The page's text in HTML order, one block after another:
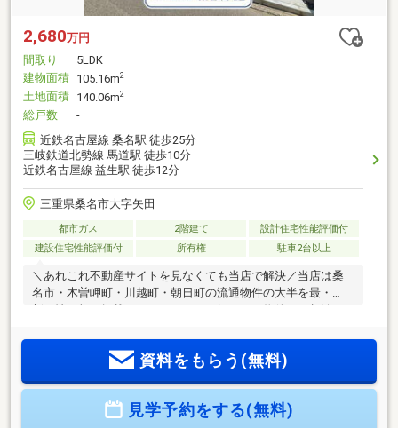
2,680万円
間取り
5LDK
建物面積 105.16m2
土地面積 140.06m2
総戸数
-
近鉄名古屋線 桑名駅 徒歩25分
三岐鉄道北勢線 馬道駅 徒歩10分
近鉄名古屋線 益生駅 徒歩12分
三重県桑名市大字矢田
都市ガス 2階建て
設計住宅性能評価付
建設住宅性能評価付
所有権 駐車2台以上
＼あれこれ不動産サイトを見なくても当店で解決／当店は桑
名市・木曽岬町・川越町・朝日町の流通物件の大半を最・
新・情・報で掲載！ほかのページで気になる物件もご相談く
徒歩約4分◆258号線、1号線へのアクセス良好◆リビングスル
ー階段◆駐車場３台可能※写真をクリックすると、詳細をご覧
＝＝＝＝＝《失敗しない住宅ローン選び！》豊富な銀行金利
情報を持っていますので、お客様の安心ゆとりのある資金計
資料をもらう(無料)
見学予約をする(無料)